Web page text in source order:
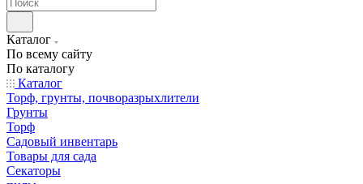
Каталог
По всему сайту
По каталогу
Каталог
Торф, грунты, почворазрыхлители
Грунты
Торф
Садовый инвентарь
Товары для сада
Секаторы